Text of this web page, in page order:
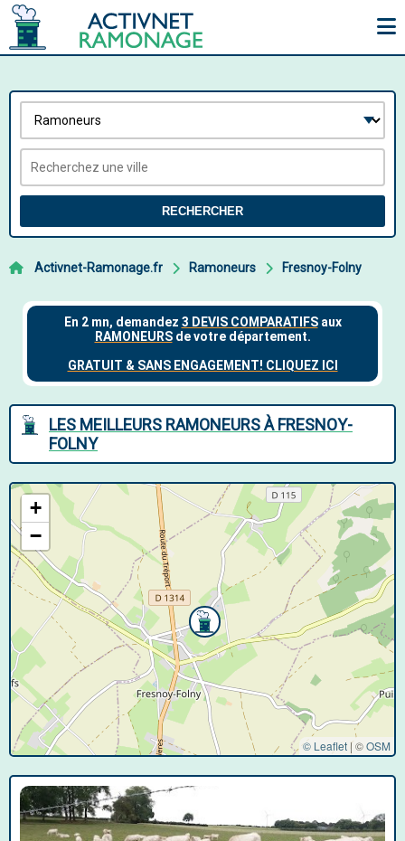
RECHERCHER
Activnet-Ramonage.fr Ramoneurs Fresnoy-Folny
LES MEILLEURS RAMONEURS À FRESNOY-
FOLNY
+
−
© Leaflet |©OSM